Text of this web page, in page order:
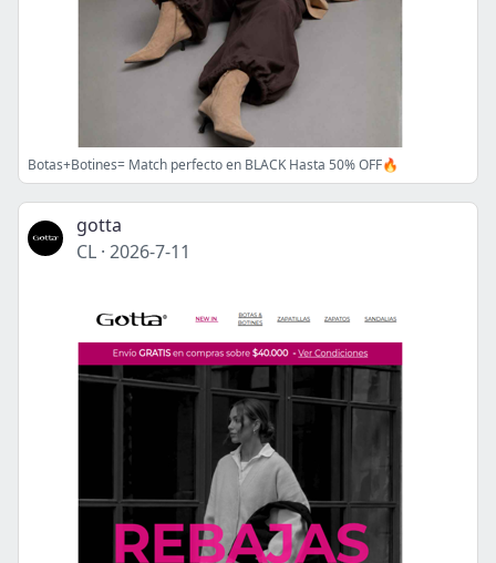
Botas+Botines= Match perfecto en BLACK Hasta 50% OFF🔥
gotta
CL · 2026-7-11